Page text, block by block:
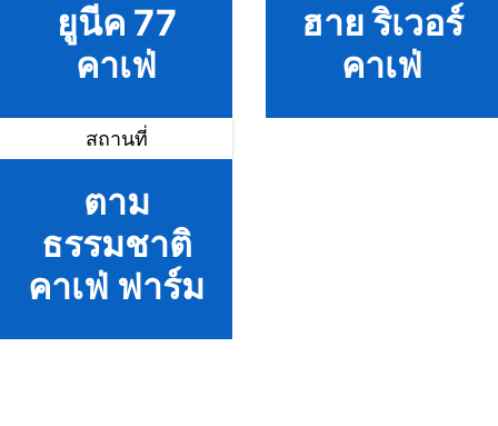
ยูนีค 77
คาเฟ่
ฮาย ริเวอร์
คาเฟ่
สถานที่
ตาม
ธรรมชาติ
คาเฟ่ ฟาร์ม